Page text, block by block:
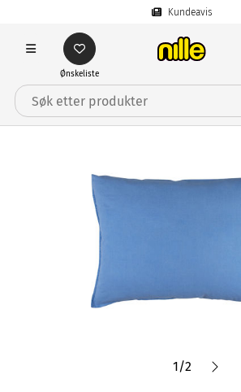
Kundeavis
Ønskeliste
1/2